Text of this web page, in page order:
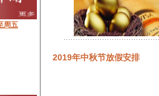
2019年中秋节放假安排